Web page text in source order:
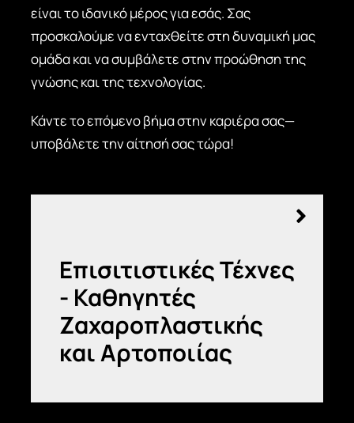
Webmail
Μέθοδοι Πληρωμής
ΤΕΧΝΙΚΆ
είναι το ιδανικό μέρος για εσάς. Σας
προσκαλούμε να ενταχθείτε στη δυναμική μας
ομάδα και να συμβάλετε στην προώθηση της
γνώσης και της τεχνολογίας.
Κάντε το επόμενο βήμα στην καριέρα σας—
υποβάλετε την αίτησή σας τώρα!
Επισιτιστικές Τέχνες
- Καθηγητές
Ζαχαροπλαστικής
και Αρτοποιίας